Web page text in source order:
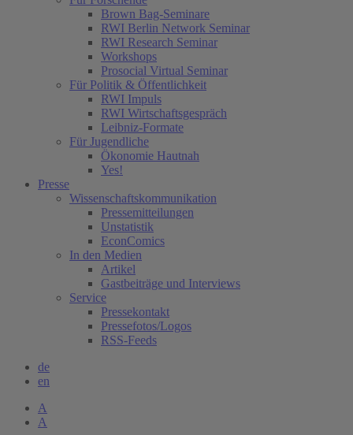
Brown Bag-Seminare
RWI Berlin Network Seminar
RWI Research Seminar
Workshops
Prosocial Virtual Seminar
Für Politik & Öffentlichkeit
RWI Impuls
RWI Wirtschaftsgespräch
Leibniz-Formate
Für Jugendliche
Ökonomie Hautnah
Yes!
Presse
Wissenschaftskommunikation
Pressemitteilungen
Unstatistik
EconComics
In den Medien
Artikel
Gastbeiträge und Interviews
Service
Pressekontakt
Pressefotos/Logos
RSS-Feeds
de
en
A
A